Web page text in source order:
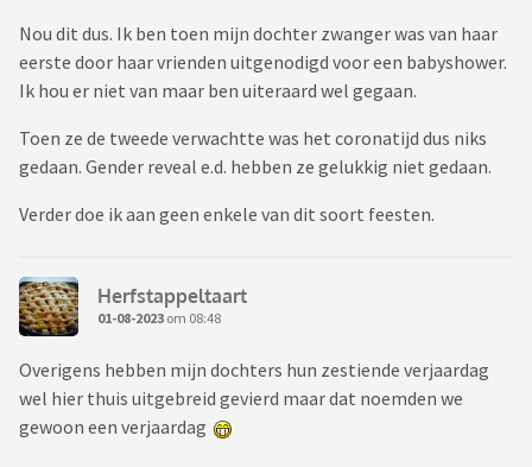
Nou dit dus. Ik ben toen mijn dochter zwanger was van haar
eerste door haar vrienden uitgenodigd voor een babyshower.
Ik hou er niet van maar ben uiteraard wel gegaan.
Toen ze de tweede verwachtte was het coronatijd dus niks
gedaan. Gender reveal e.d. hebben ze gelukkig niet gedaan.
Verder doe ik aan geen enkele van dit soort feesten.
Herfstappeltaart
01-08-2023 om 08:48
Overigens hebben mijn dochters hun zestiende verjaardag
wel hier thuis uitgebreid gevierd maar dat noemden we
gewoon een verjaardag